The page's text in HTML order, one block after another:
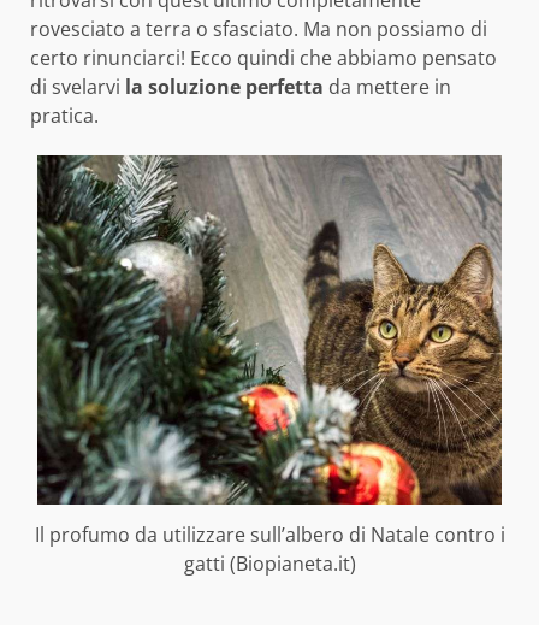
rovesciato a terra o sfasciato. Ma non possiamo di
certo rinunciarci! Ecco quindi che abbiamo pensato
di svelarvi la soluzione perfetta da mettere in
pratica.
Il profumo da utilizzare sull’albero di Natale contro i
gatti (Biopianeta.it)